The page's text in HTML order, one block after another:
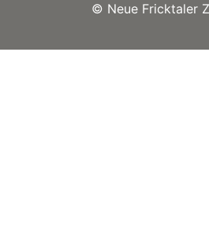
© Neue Fricktaler